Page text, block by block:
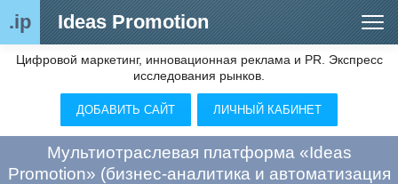
.ip Ideas Promotion
Сегменты рынка
Цифровой ремаркетинг (анализ рынка)
Видео
Цифровой маркетинг, инновационная реклама и PR. Экспресс
исследования рынков.
ДОБАВИТЬ САЙТ ЛИЧНЫЙ КАБИНЕТ
Мультиотраслевая платформа «Ideas
Promotion» (бизнес-аналитика и автоматизация